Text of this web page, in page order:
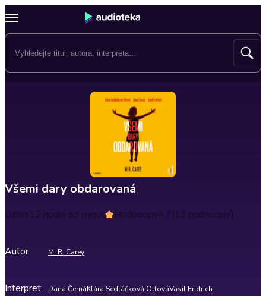
Všemi dary obdarovaná
Délka12 hodin 53 minut Hodnocení4.7(13 hodnocení)
Autor M. R. Carey
Interpret Dana ČernáKlára Sedláčková OltováVasil Fridrich